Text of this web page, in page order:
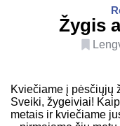
Žygis
Kviečiame į pėsčiųjų
Sveiki, žygeiviai!
metais ir kviečiame